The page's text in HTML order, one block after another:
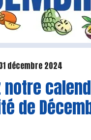
décembre 2024
notre
de